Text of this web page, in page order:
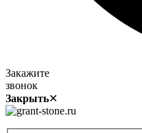
Закажите
звонок
Закрыть✕